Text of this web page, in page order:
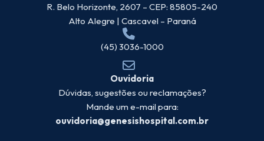
R. Belo Horizonte, 2607 – CEP: 85805-240
Alto Alegre | Cascavel – Paraná
(45) 3036-1000
Ouvidoria
Dúvidas, sugestões ou reclamações?
Mande um e-mail para:
ouvidoria@genesishospital.com.br